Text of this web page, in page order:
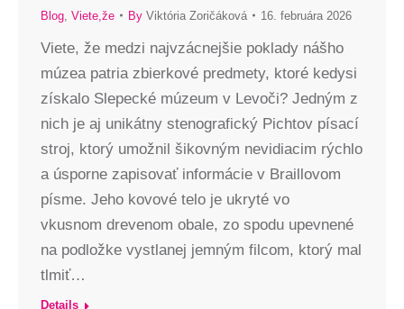
Blog Viete,že By Viktória Zoričáková 16. februára 2026
Viete, že medzi najvzácnejšie poklady nášho
múzea patria zbierkové predmety, ktoré kedysi
získalo Slepecké múzeum v Levoči? Jedným z
nich je aj unikátny stenografický Pichtov písací
stroj, ktorý umožnil šikovným nevidiacim rýchlo
a úsporne zapisovať informácie v Braillovom
písme. Jeho kovové telo je ukryté vo
vkusnom drevenom obale, zo spodu upevnené
na podložke vystlanej jemným filcom, ktorý mal
tlmiť…
Details